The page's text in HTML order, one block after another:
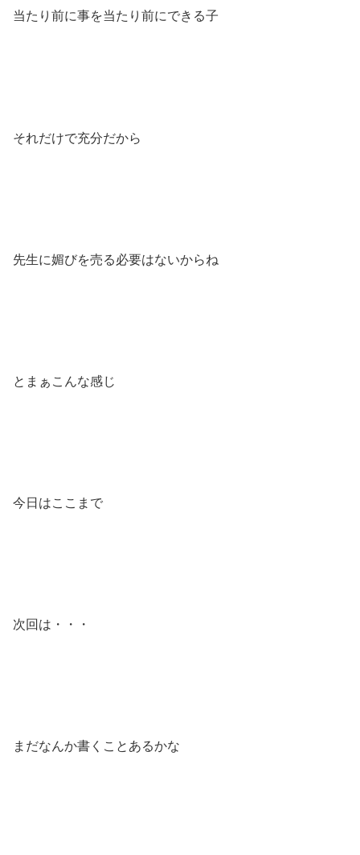
当たり前に事を当たり前にできる子
それだけで充分だから
先生に媚びを売る必要はないからね
とまぁこんな感じ
今日はここまで
次回は・・・
まだなんか書くことあるかな